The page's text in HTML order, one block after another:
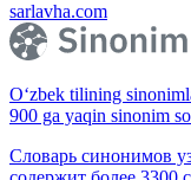
sarlavha.com
O‘zbek tilining
900 ga yaqin sinonim
Словарь синонимов